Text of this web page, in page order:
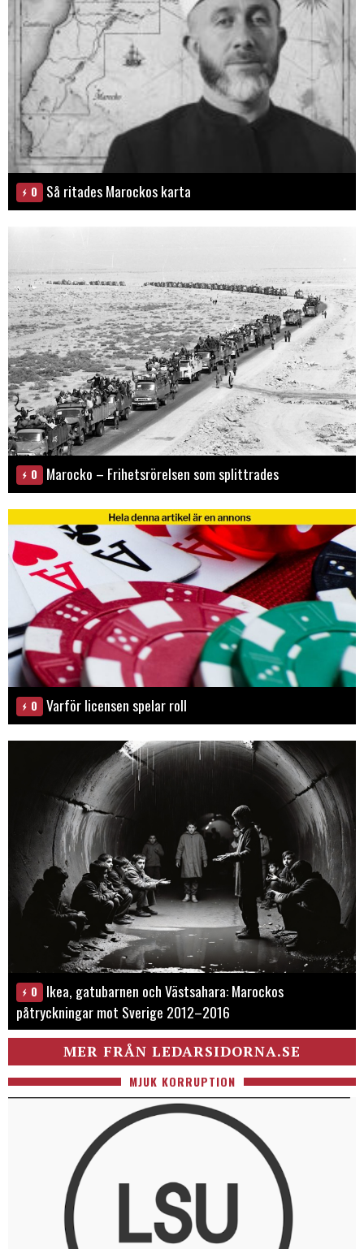
0 Så ritades Marockos karta
0 Marocko – Frihetsrörelsen som splittrades
0 Varför licensen spelar roll
0
Ikea, gatubarnen och Västsahara: Marockos
påtryckningar mot Sverige 2012–2016
MER FRÅN LEDARSIDORNA.SE
MJUK KORRUPTION